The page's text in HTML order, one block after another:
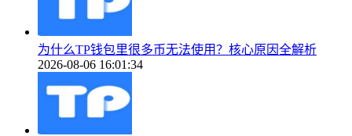
为什么TP钱包里很多币无法使用？核心原因全解析
2026-08-06 16:01:34